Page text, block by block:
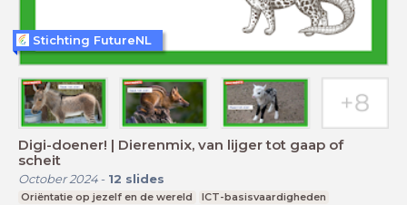
Digi-doener! | Dierenmix, van lijger tot gaap of
scheit
October 2024- 12 slides
Oriëntatie op jezelf en de wereld
ICT-basisvaardigheden
Stichting FutureNL